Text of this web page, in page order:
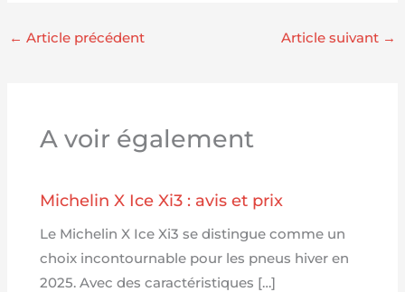
← Article précédent Article suivant →
A voir également
Michelin X Ice Xi3 : avis et prix
Le Michelin X Ice Xi3 se distingue comme un
choix incontournable pour les pneus hiver en
2025. Avec des caractéristiques […]